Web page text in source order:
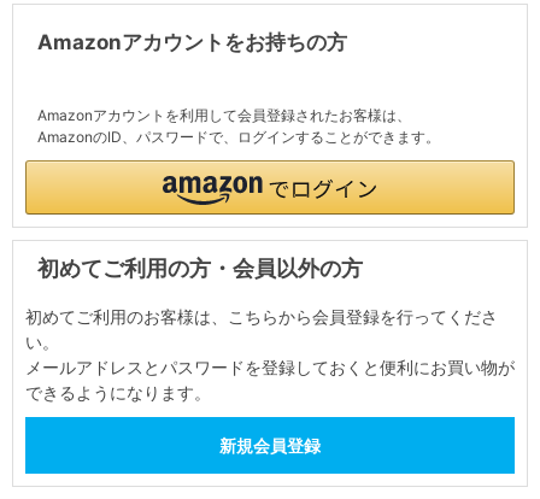
Amazonアカウントをお持ちの方
Amazonアカウントを利用して会員登録されたお客様は、
AmazonのID、パスワードで、ログインすることができます。
初めてご利用の方・会員以外の方
初めてご利用のお客様は、こちらから会員登録を行ってくださ
い。
メールアドレスとパスワードを登録しておくと便利にお買い物が
できるようになります。